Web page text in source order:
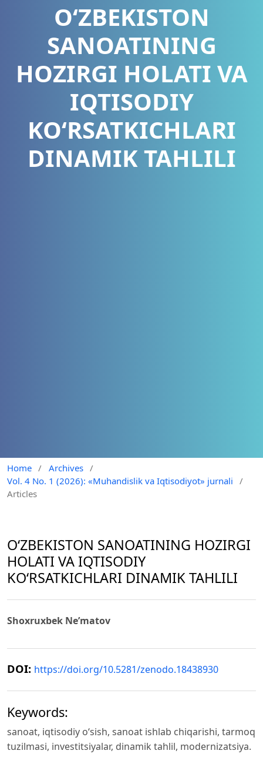
O‘ZBEKISTON
SANOATINING
HOZIRGI HOLATI VA
IQTISODIY
KO‘RSATKICHLARI
DINAMIK TAHLILI
Home / Archives /
Vol. 4 No. 1 (2026): «Muhandislik va Iqtisodiyot» jurnali
/
Articles
O‘ZBEKISTON SANOATINING HOZIRGI
HOLATI VA IQTISODIY
KO‘RSATKICHLARI DINAMIK TAHLILI
Shoxruxbek Ne’matov
DOI: https://doi.org/10.5281/zenodo.18438930
Keywords:
sanoat, iqtisodiy o‘sish, sanoat ishlab chiqarishi, tarmoq
tuzilmasi, investitsiyalar, dinamik tahlil, modernizatsiya.